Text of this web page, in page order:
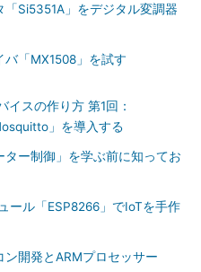
「Si5351A」をデジタル変調器
「MX1508」を試す
イスの作り方 第1回：
」を導入する
ター制御」を学ぶ前に知ってお
ール「ESP8266」でIoTを手作
開発とARMプロセッサー